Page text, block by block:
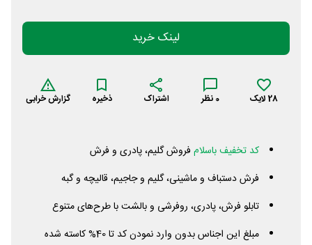
لینک خرید
28لایک 0 نظر اشتراک ذخیره گزارش خرابی
کد تخفیف باسلام فروش گلیم، پادری و فرش
فرش دستباف و ماشینی، گلیم و جاجیم، قالیچه و گبه
تابلو فرش، پادری، روفرشی و بالشت با طرح‌های متنوع
مبلغ این اجناس بدون وارد نمودن کد تا 40% کاسته شده